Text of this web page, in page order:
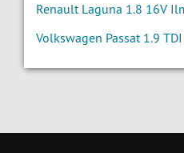
Renault Laguna 1.8 16V
Volkswagen Passat 1.9